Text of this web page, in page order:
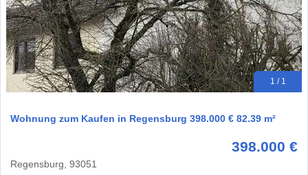
1 / 1
Wohnung zum Kaufen in Regensburg 398.000 € 82.39 m²
398.000 €
Regensburg, 93051